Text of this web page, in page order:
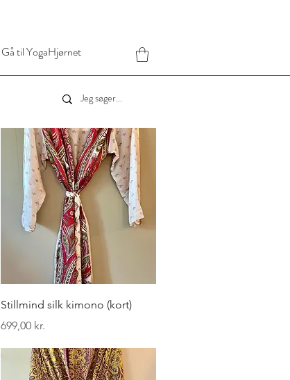
Gå til YogaHjørnet
Hurtigvisning
Stillmind silk kimono (kort)
Pris
699,00 kr.